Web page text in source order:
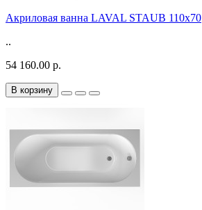
Акриловая ванна LAVAL STAUB 110х70
..
54 160.00 р.
В корзину